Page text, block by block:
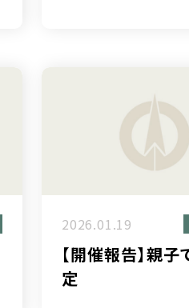
2026.01.19
【開催報告】親
定